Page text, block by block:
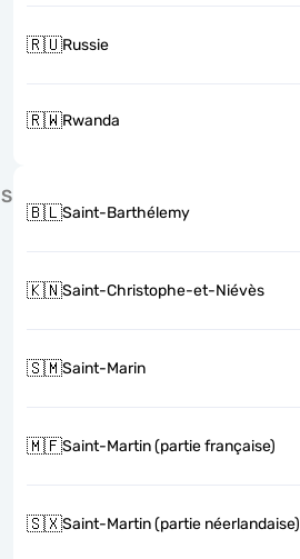
🇷🇺Russie
🇷🇼Rwanda
S
🇧🇱Saint-Barthélemy
🇰🇳Saint-Christophe-et-Niévès
🇸🇲Saint-Marin
🇲🇫Saint-Martin (partie française)
🇸🇽Saint-Martin (partie néerlandaise)